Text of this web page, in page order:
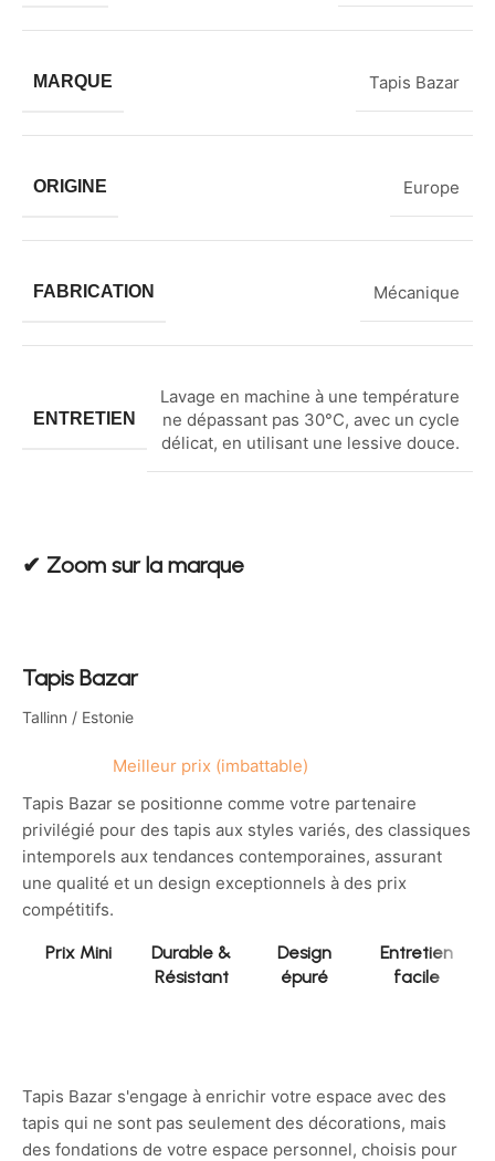
MARQUE Tapis Bazar
ORIGINE Europe
FABRICATION Mécanique
ENTRETIEN
Lavage en machine à une température
ne dépassant pas 30°C, avec un cycle
délicat, en utilisant une lessive douce.
✔︎ Zoom sur la marque
Tapis Bazar
Tallinn / Estonie
Meilleur prix (imbattable)
Tapis Bazar se positionne comme votre partenaire
privilégié pour des tapis aux styles variés, des classiques
intemporels aux tendances contemporaines, assurant
une qualité et un design exceptionnels à des prix
compétitifs.
Prix Mini
Durable &
Résistant
Design
épuré
Entretien
facile
Tapis Bazar s'engage à enrichir votre espace avec des
tapis qui ne sont pas seulement des décorations, mais
des fondations de votre espace personnel, choisis pour